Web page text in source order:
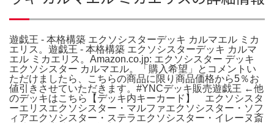
遊戯王 - 本格構築 エクソシスターデッキ カルマエル ミカ
エリス。遊戯王 - 本格構築 エクソシスターデッキ カルマ
エル ミカエリス。Amazon.co.jp: エクソシスター デッキ
エクソシスター カルマエル。「購入希望」とコメントい
ただけましたら、こちらの商品に限り商品価格から5％お
値引きさせていただきます。#YNCデッキ販売遊戯王 ←他
のデッキはこちら【デッキ内キーカード】 エクソシスタ
ーエリスエクソシスター・マルファエクソシスター・ソフ
ィアエクソシスター・ステラエクソシスター・イレーヌ斎